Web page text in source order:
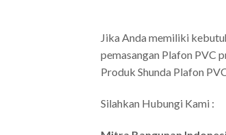
Jika Anda memiliki
pemasangan Plafon PVC
Produk Shunda Plafon
Silahkan Hubungi Kami :